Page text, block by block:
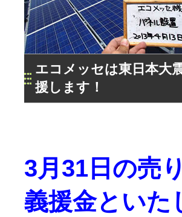
エコメッセは東日本大
援します！
3月31日の売
義援金といた